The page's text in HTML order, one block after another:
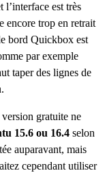
l’interface est très
encore trop en retrait
bord Quickbox est
par exemple
taper des lignes de
gratuite ne
15.6 ou 16.4 selon
auparavant, mais
cependant utiliser